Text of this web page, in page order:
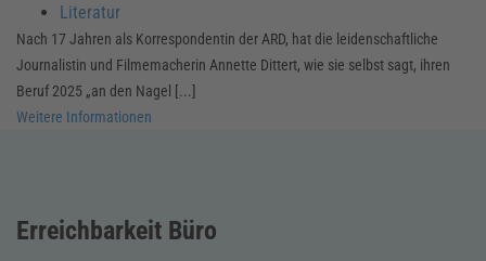
Literatur
Nach 17 Jahren als Korrespondentin der ARD, hat die leidenschaftliche
Journalistin und Filmemacherin Annette Dittert, wie sie selbst sagt, ihren
Beruf 2025 „an den Nagel [...]
Weitere Informationen
Erreichbarkeit Büro